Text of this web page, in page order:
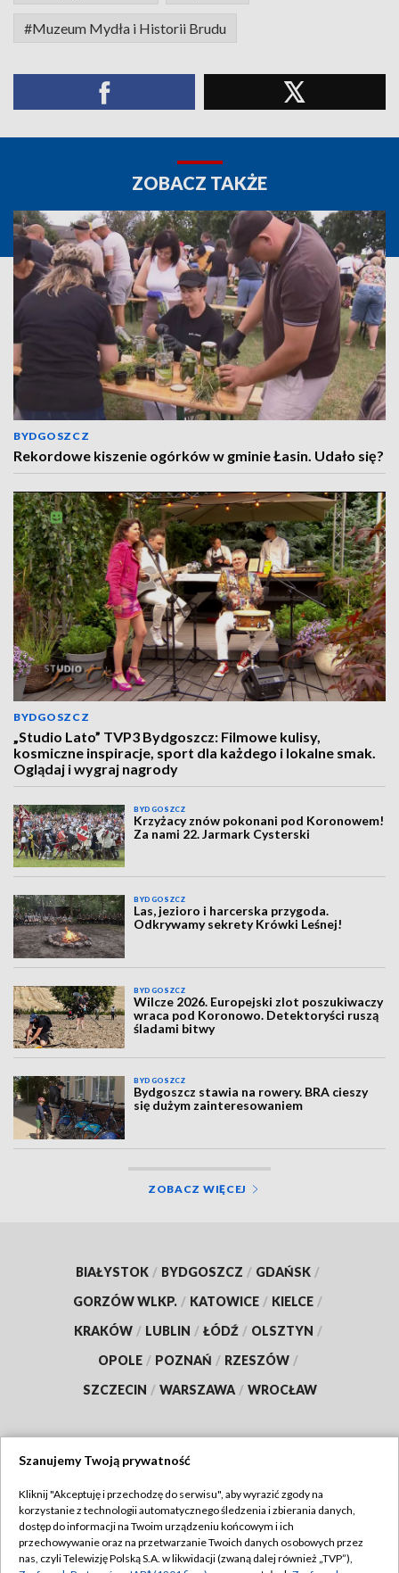
#Muzeum Mydła i Historii Brudu
ZOBACZ TAKŻE
BYDGOSZCZ
Rekordowe kiszenie ogórków w gminie Łasin. Udało się?
BYDGOSZCZ
„Studio Lato” TVP3 Bydgoszcz: Filmowe kulisy,
kosmiczne inspiracje, sport dla każdego i lokalne smak.
Oglądaj i wygraj nagrody
BYDGOSZCZ
Krzyżacy znów pokonani pod Koronowem!
Za nami 22. Jarmark Cysterski
BYDGOSZCZ
Las, jezioro i harcerska przygoda.
Odkrywamy sekrety Krówki Leśnej!
BYDGOSZCZ
Wilcze 2026. Europejski zlot poszukiwaczy
wraca pod Koronowo. Detektoryści ruszą
śladami bitwy
BYDGOSZCZ
Bydgoszcz stawia na rowery. BRA cieszy
się dużym zainteresowaniem
ZOBACZ WIĘCEJ
BIAŁYSTOK / BYDGOSZCZ / GDAŃSK /
GORZÓW WLKP. / KATOWICE / KIELCE /
KRAKÓW / LUBLIN / ŁÓDŹ / OLSZTYN /
OPOLE / POZNAŃ / RZESZÓW /
SZCZECIN / WARSZAWA / WROCŁAW
TVP
Abonament TVP
Regulamin TVP
Szanujemy Twoją prywatność
Kliknij "Akceptuję i przechodzę do serwisu", aby wyrazić zgody na
korzystanie z technologii automatycznego śledzenia i zbierania danych,
dostęp do informacji na Twoim urządzeniu końcowym i ich
przechowywanie oraz na przetwarzanie Twoich danych osobowych przez
nas, czyli Telewizję Polską S.A. w likwidacji (zwaną dalej również „TVP”),